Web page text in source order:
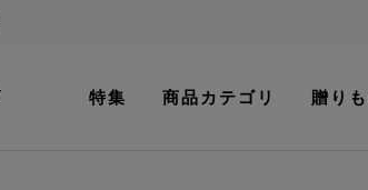
特集 商品カテゴリ 贈り